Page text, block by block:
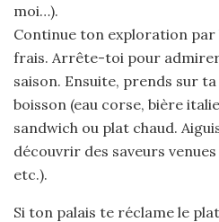
moi…).
Continue ton exploration par
frais. Arrête-toi pour
saison. Ensuite, prends sur
boisson (eau corse, bière
sandwich ou plat chaud.
découvrir des saveurs
etc.).
Si ton palais te réclame le